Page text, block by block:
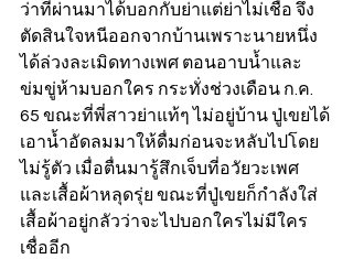
ว่าที่ผ่านมาได้บอกกับย่าแต่ย่าไม่เชื่อ จึง
ตัดสินใจหนีออกจากบ้านเพราะนายหนึ่ง
ได้ล่วงละเมิดทางเพศ ตอนอาบน้ำและ
ข่มขู่ห้ามบอกใคร กระทั่งช่วงเดือน ก.ค.
65 ขณะที่พี่สาวย่าแท้ๆ ไม่อยู่บ้าน ปู่เขยได้
เอาน้ำอัดลมมาให้ดื่มก่อนจะหลับไปโดย
ไม่รู้ตัว เมื่อตื่นมารู้สึกเจ็บที่อวัยวะเพศ
และเสื้อผ้าหลุดรุ่ย ขณะที่ปู่เขยก็กำลังใส่
เสื้อผ้าอยู่กลัวว่าจะไปบอกใครไม่มีใคร
เชื่ออีก